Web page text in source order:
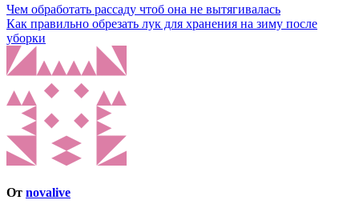
Навигация
по
записям
Чем обработать рассаду чтоб она не вытягивалась
Как правильно обрезать лук для хранения на зиму после
уборки
От novalive